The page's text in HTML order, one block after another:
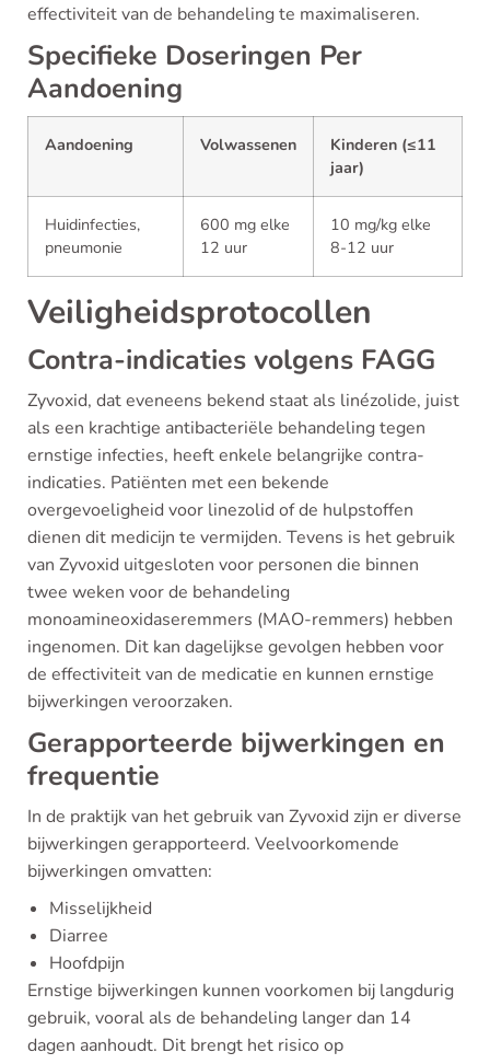
effectiviteit van de behandeling te maximaliseren.
Specifieke Doseringen Per
Aandoening
Aandoening Volwassenen
Kinderen (≤11
jaar)
Huidinfecties,
pneumonie
600 mg elke
12 uur
10 mg/kg elke
8-12 uur
Veiligheidsprotocollen
Contra-indicaties volgens FAGG
Zyvoxid, dat eveneens bekend staat als linézolide, juist
als een krachtige antibacteriële behandeling tegen
ernstige infecties, heeft enkele belangrijke contra-
indicaties. Patiënten met een bekende
overgevoeligheid voor linezolid of de hulpstoffen
dienen dit medicijn te vermijden. Tevens is het gebruik
van Zyvoxid uitgesloten voor personen die binnen
twee weken voor de behandeling
monoamineoxidaseremmers (MAO-remmers) hebben
ingenomen. Dit kan dagelijkse gevolgen hebben voor
de effectiviteit van de medicatie en kunnen ernstige
bijwerkingen veroorzaken.
Gerapporteerde bijwerkingen en
frequentie
In de praktijk van het gebruik van Zyvoxid zijn er diverse
bijwerkingen gerapporteerd. Veelvoorkomende
bijwerkingen omvatten:
Misselijkheid
Diarree
Hoofdpijn
Ernstige bijwerkingen kunnen voorkomen bij langdurig
gebruik, vooral als de behandeling langer dan 14
dagen aanhoudt. Dit brengt het risico op